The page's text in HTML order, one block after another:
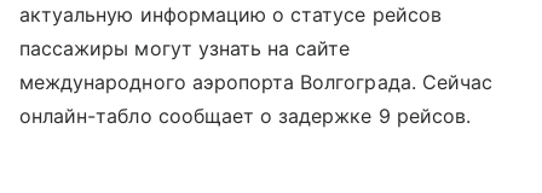
актуальную информацию о статусе рейсов
пассажиры могут узнать на сайте
международного аэропорта Волгограда. Сейчас
онлайн-табло сообщает о задержке 9 рейсов.